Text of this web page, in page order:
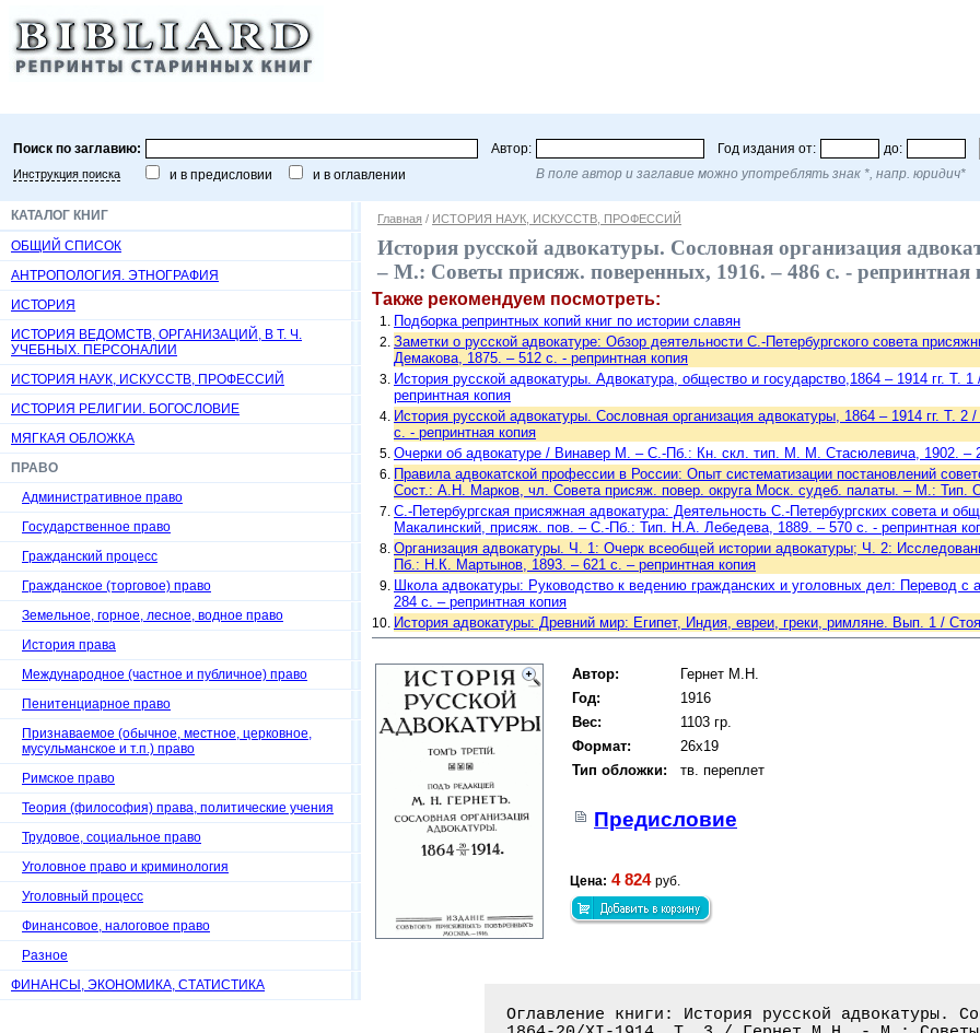
Поиск по заглавию: Автор: Год издания от: до:
Инструкция поиска и в предисловии и в оглавлении В поле автор и заглавие можно употреблять знак *, напр. юридич*
КАТАЛОГ КНИГ
ОБЩИЙ СПИСОК
АНТРОПОЛОГИЯ. ЭТНОГРАФИЯ
ИСТОРИЯ
ИСТОРИЯ ВЕДОМСТВ, ОРГАНИЗАЦИЙ, В Т. Ч.
УЧЕБНЫХ. ПЕРСОНАЛИИ
ИСТОРИЯ НАУК, ИСКУССТВ, ПРОФЕССИЙ
ИСТОРИЯ РЕЛИГИИ. БОГОСЛОВИЕ
МЯГКАЯ ОБЛОЖКА
ПРАВО
Административное право
Государственное право
Гражданский процесс
Гражданское (торговое) право
Земельное, горное, лесное, водное право
История права
Международное (частное и публичное) право
Пенитенциарное право
Признаваемое (обычное, местное, церковное,
мусульманское и т.п.) право
Римское право
Теория (философия) права, политические учения
Трудовое, социальное право
Уголовное право и криминология
Уголовный процесс
Финансовое, налоговое право
Разное
ФИНАНСЫ, ЭКОНОМИКА, СТАТИСТИКА
Главная / ИСТОРИЯ НАУК, ИСКУССТВ, ПРОФЕССИЙ
История русской адвокатуры. Сословная организация
– М.: Советы присяж. поверенных, 1916. – 486 с. - репринтная
Также рекомендуем посмотреть:
Подборка репринтных копий книг по истории славян
Заметки о русской адвокатуре: Обзор деятельности С.-Петербургского совета
Демакова, 1875. – 512 с. - репринтная копия
История русской адвокатуры. Адвокатура, общество и государство,1864 – 1914 гг.
репринтная копия
История русской адвокатуры. Сословная организация адвокатуры, 1864 – 1914 гг.
с. - репринтная копия
Очерки об адвокатуре / Винавер М. – С.-Пб.: Кн. скл. тип. М. М. Стасюлевича, 1902. –
Правила адвокатской профессии в России: Опыт систематизации постановлений
Сост.: А.Н. Марков, чл. Совета присяж. повер. округа Моск. судеб. палаты. – М.: Тип.
С.-Петербургская присяжная адвокатура: Деятельность С.-Петербургских совета и
Макалинский, присяж. пов. – С.-Пб.: Тип. Н.А. Лебедева, 1889. – 570 с. - репринтная
Организация адвокатуры. Ч. 1: Очерк всеобщей истории адвокатуры; Ч. 2:
Пб.: Н.К. Мартынов, 1893. – 621 с. – репринтная копия
Школа адвокатуры: Руководство к ведению гражданских и уголовных дел: Перевод
284 с. – репринтная копия
История адвокатуры: Древний мир: Египет, Индия, евреи, греки, римляне. Вып. 1 /
Автор:
Гернет М.Н.
Год:
1916
Вес:
1103 гр.
Формат:
26x19
Тип обложки:
тв. переплет
Предисловие
Цена: 4 824 руб.
Оглавление книги: История русской адвокатуры. Сословная организация адвокатуры,
1864-20/XI-1914. Т. 3 / Гернет М.Н. - М.: Советы присяж. поверенных,
1916. - 486 с.


Глава I. Учреждения, заменяющие Советы присяжных поверенных
К.Я. Черномордика . . . . . . . . . . . . . . . . . . . . . . . . . . . . . 1-64
I. Введение. Организация сословия по взглядам составителей Судебных
Уставов . . . . . . . . . . . . . . . . . . . . . . . . . . . . . . . . . . .1-3
II. Временные Губернские Комитеты для рассмотрения прошений о приеме
в сословие присяжных поверенных. Закон и действительные формы и условия
деятельности Комитетов . . . . . . . . . . . . . . . . . . . . . . . . . . . 3-8
III. Суды как органы надзора за сословием и вспомогательные учреждения
при них из среды присяжных поверенных . . . . . . . . . . . . . . . . . . . 8-53
А. Деятельность Окружных Судов в качестве Советов. Пределы, условия
и порядок этой деятельности. Закон, практика и проекты . . . . . . . . . . .8-20
Б. Сословные органы в несоветских округах . . . . . . . . . . . . . . . . .20-51
1. Первичные неразвитые формы сословных организаций (Киев, Казань,
Одесса, Саратов, Ташкент) . . . . . . . . . . . . . . . . . . . . . . . . .20-28
2. Комитеты и Комиссии присяжных поверенных при Окружных Судах. "Учреждения"
и правила, для них установленные. Очерки их деятельности (Комиссия при
Варшавском Окружном Суде, Виленская Комиссия, Киевский распорядительный
Комитет, Саратовская Комиссия, Казанский Комитет, Тифлисская Комиссия и
Бакинский Комитет) . . . . . . . . . . . . . . . . . . . . . . . . . . . . 28-51
3. Общие собрания присяжных поверенных в несоветских округах . . . . . . . 51-53
IV. Сравнение деятельности Советов и учреждений, их заменяющих. Анализ
основных отличий этих учреждений. Отношение печати, адвокатуры и магистратуры
к их деятельности. Проекты, материалы и отзывы официальных сообщений . . . 53-64
Глава II. Надзор за органами сословного самоуправления. А.С. Тагера . . . 65-146
Вступительные замечания. Обзор проектов, предшествовавших Учр. Суд. Уст
Надзор за органами сословного самоуправления по Судебным Уставам . . . . . 65-72
I. Надзор за Советами. Надзор за постановлениями Советов об отказе в приеме
в сословие. Контроль постановлений, положительно разрешающих вопрос о приеме
в сословие. Новелла 20 мая 1885 года. Проекты комиссий Красовского и Муравьева
Новое толкование Учр. Суд. Уст. в судебной практике. Возникновение и развитие
надзора за организационной деятельностью Советов. Формы надзора: требование
сведений и объяснений, отмена постановлений Советов; дисциплинарный надзор
за членами Советов и за Советами в целом. Надзор за компетенцией Советов
Организация помощников присяжных поверенных . . . . . . . . . . . . . . . 72-133
II. Надзор за общими собраниями. Проекты Красовского и Муравьева. Постановка
вопроса на практике. Кассация выборов в Советы. Отмена постановлений общих
собраний. Дисциплинарная репрессия по отношению к членам общих собраний
Заключение . . . . . . . . . . . . . . . . . . . . . . . . . . . . . . . 133-174
Глава III. Помощники присяжных поверенных. Их организация
Х.М. Чарыхова . . . . . . . . . . . . . . . . . . . . . . . . . . . . . .147-284
Введение . . . . . . . . . . . . . . . . . . . . . . . . . . . . . . . . 147-151
Часть первая. Профессиональная организация помощников присяжных поверенных
Адвокатский стаж . . . . . . . . . . . . . . . . . . . . . . . . . . . . 151-223
I. Прием в помощники присяжного поверенного
I. Практика Петроградского Совета. II.  Практика Московского Совета
III. Практика остальных Советов. IV. Прием в сословие лиц нехристианского
вероисповедания. V. Общие замечания. VI. Проекты . . . . . . . . . . . . 151-168
II. Патронат. I. Очерк организации патроната на Западе. II. Практика
Петроградского округа: организация патроната по правилам 30 мая 1877 года;
правила 21 ноября 1880 года; проект организации патроната 1885 года; проект
организации 20 января 1890 года; организация патроната в настоящее время
III. Практика Московского округа; правила 4 февраля 1878 года; история и
практика правил 3 марта 1890 года, определение Сената от 4 мая 1895 года;
правила 2 июня 1900 года; проект комиссии 1908 года; организация патроната
в настоящее время. IV. Патронат в остальных округах адвокатуры. V. Проекты
VI. Общие замечания . . . . . . . . . . . . . . . . . . . . . . . . . . .168-223
III. Ведение помощниками гражданских дел и уголовных защит. I. Практика
Петроградского округа; практика до издания закона 25 мая 1874 года;
правила 3 сентября 1970 года и 21 декабря 1912 года о вступлении в присяжные
стряпчие; закон 25 мая 1874 года; правила 13 января и 10 марта 1882 года;
проекты 1883 года; проекты Совета и Судебной Палаты 1885 года; правила 1 мая
1889 года; проект 1890 года; организация ведения помощниками уголовных защит
II. Практика Московского округа; период до издания правил 3 марта 1890 года;
правила 3 марта; правила последующих годов; правила 2 июня 1900 года
III. Практика остальных округов адвокатуры. IV. Проекты . . . . . . . . .223-251
Часть вторая. Корпоративная организация помощников присяжных
поверенных . . . . . . . . . . . . . . . . . . . . . . . . . . . . . . . 250-284
I. Комиссия или Комитеты помощников. I. Организация Комиссии
Петроградского округа. II. Организация Московского Комитета помощников;
организация его по правилам 4 февраля 1878 года; правила 3 марта 1890
года; организация Комитета по правилам 2 июня 1900 года; Указ Общ. Собр
Департ. Моск. Суд. Палаты. III. Представительные органы помощников
в остальных округах. IV. Проекты . . . . . . . . . . . . . . . . . . . . 251-278
II. Общие собрания помощников присяжных поверенных. Организация их
в Петроградском, Московском и остальных округах . . . . . . . . . . . . .278-284
Юридические конференции в Петроградской адвокатуре. А.А. Исаева . . . . .285-317
Глава IV. Организация сословной взаимопомощи. А.В. Всесвятского . . . . .318-425
I. Организация сословной взаимопомощи как средство борьбы с материальной
необеспеченностью адвокатов. Наиболее ранние организации адвокатских касс
Ссудосберегательные товарищества при Окружных Судах. Попытки